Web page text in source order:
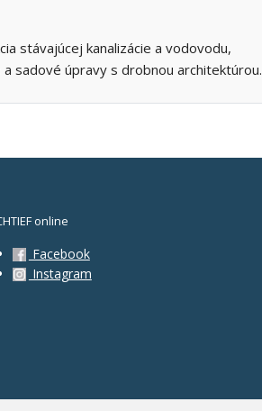
stávajúcej kanalizácie a vodovodu,
sadové úpravy s drobnou architektúrou.
online
Facebook
Instagram